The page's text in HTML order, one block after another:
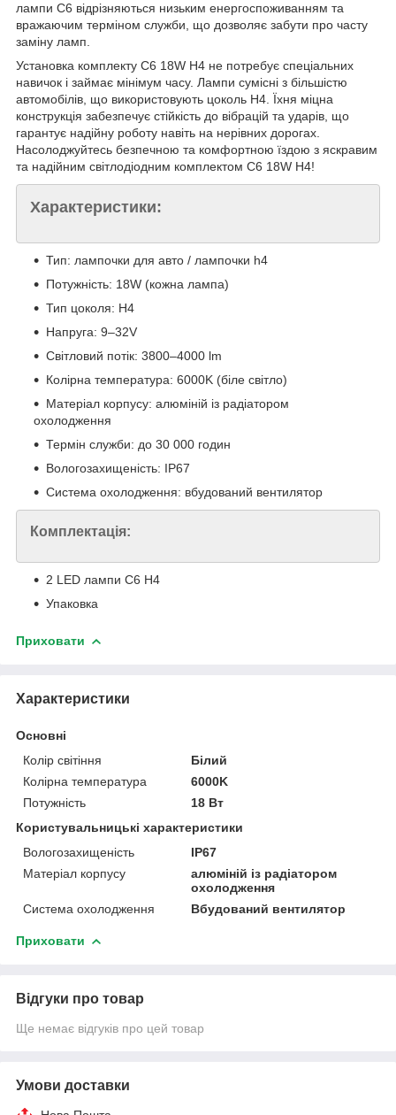
лампи C6 відрізняються низьким енергоспоживанням та
вражаючим терміном служби, що дозволяє забути про часту
заміну ламп.
Установка комплекту C6 18W H4 не потребує спеціальних
навичок і займає мінімум часу. Лампи сумісні з більшістю
автомобілів, що використовують цоколь H4. Їхня міцна
конструкція забезпечує стійкість до вібрацій та ударів, що
гарантує надійну роботу навіть на нерівних дорогах.
Насолоджуйтесь безпечною та комфортною їздою з яскравим
та надійним світлодіодним комплектом C6 18W H4!
Характеристики:
Тип: лампочки для авто / лампочки h4
Потужність: 18W (кожна лампа)
Тип цоколя: H4
Напруга: 9–32V
Світловий потік: 3800–4000 lm
Колірна температура: 6000K (біле світло)
Матеріал корпусу: алюміній із радіатором
охолодження
Термін служби: до 30 000 годин
Вологозахищеність: IP67
Система охолодження: вбудований вентилятор
Комплектація:
2 LED лампи C6 H4
Упаковка
Приховати
Характеристики
Основні
Колір світіння
Білий
Колірна температура
6000K
Потужність
18 Вт
Користувальницькі характеристики
Вологозахищеність
IP67
Матеріал корпусу
алюміній із радіатором
охолодження
Система охолодження
Вбудований вентилятор
Приховати
Відгуки про товар
Ще немає відгуків про цей товар
Умови доставки